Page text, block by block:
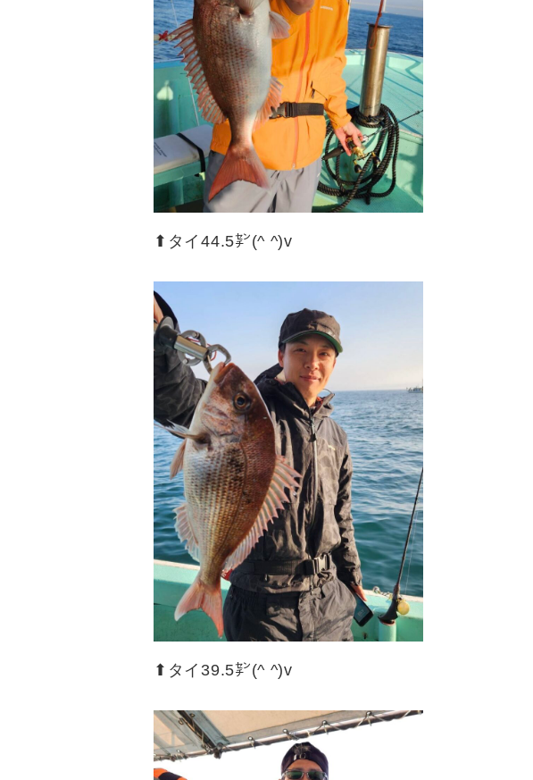
⬆︎タイ44.5㌢(^ ^)v
⬆︎タイ39.5㌢(^ ^)v